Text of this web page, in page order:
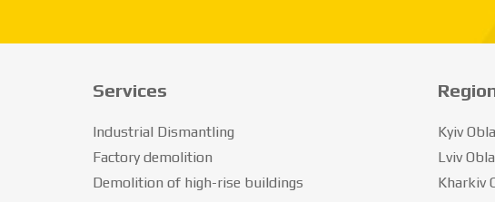
Services
Industrial Dismantling
Factory demolition
Demolition of high-rise buildings
Kyiv
Lviv
Kharkiv